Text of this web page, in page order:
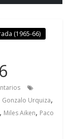
(1965-66)
Gonzalo Urquiza,
, Miles Aiken, Paco